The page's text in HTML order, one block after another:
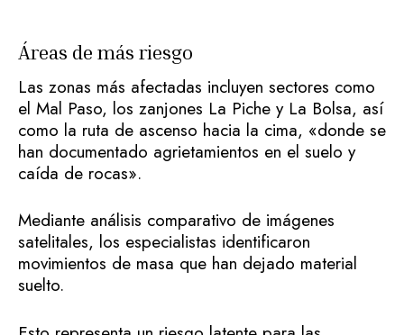
Áreas de más riesgo
Las zonas más afectadas incluyen sectores como
el Mal Paso, los zanjones La Piche y La Bolsa, así
como la ruta de ascenso hacia la cima, «donde se
han documentado agrietamientos en el suelo y
caída de rocas».
Mediante análisis comparativo de imágenes
satelitales, los especialistas identificaron
movimientos de masa que han dejado material
suelto.